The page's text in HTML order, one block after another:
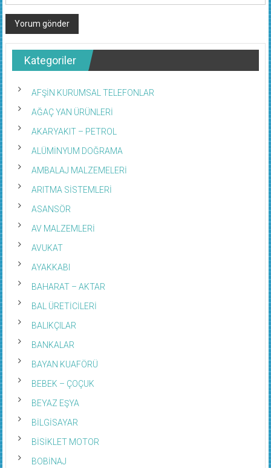
Kategoriler
AFŞİN KURUMSAL TELEFONLAR
AĞAÇ YAN ÜRÜNLERİ
AKARYAKIT – PETROL
ALÜMİNYUM DOĞRAMA
AMBALAJ MALZEMELERİ
ARITMA SİSTEMLERİ
ASANSÖR
AV MALZEMLERİ
AVUKAT
AYAKKABI
BAHARAT – AKTAR
BAL ÜRETİCİLERİ
BALIKÇILAR
BANKALAR
BAYAN KUAFÖRÜ
BEBEK – ÇOÇUK
BEYAZ EŞYA
BİLGİSAYAR
BİSİKLET MOTOR
BOBİNAJ